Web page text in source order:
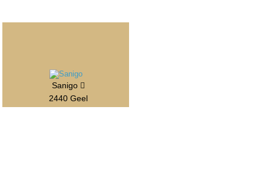
Sanigo
2440 Geel